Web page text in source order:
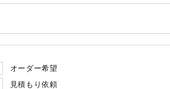
オーダー希望
見積もり依頼